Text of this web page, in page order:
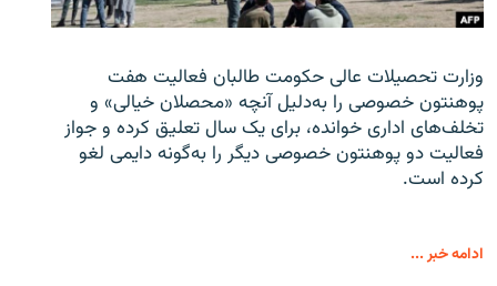
وزارت تحصیلات عالی حکومت طالبان فعالیت هفت
پوهنتون خصوصی را به‌دلیل آنچه «محصلان خیالی» و
تخلف‌های اداری خوانده، برای یک سال تعلیق کرده و جواز
فعالیت دو پوهنتون خصوصی دیگر را به‌گونه دایمی لغو
کرده است.
ادامه خبر ...